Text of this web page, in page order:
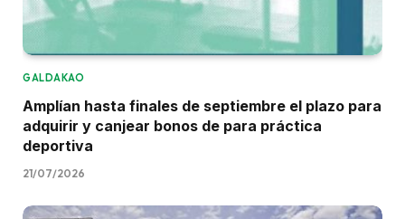
GALDAKAO
Amplían hasta finales de septiembre el plazo para
adquirir y canjear bonos de para práctica
deportiva
21/07/2026